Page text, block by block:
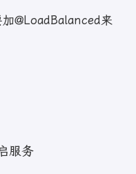
@LoadBalanced来
服务